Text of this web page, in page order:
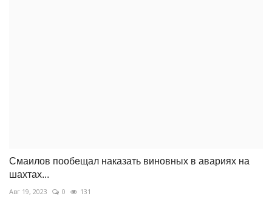
Смаилов пообещал наказать виновных в авариях на
шахтах...
Авг 19, 2023 0 131